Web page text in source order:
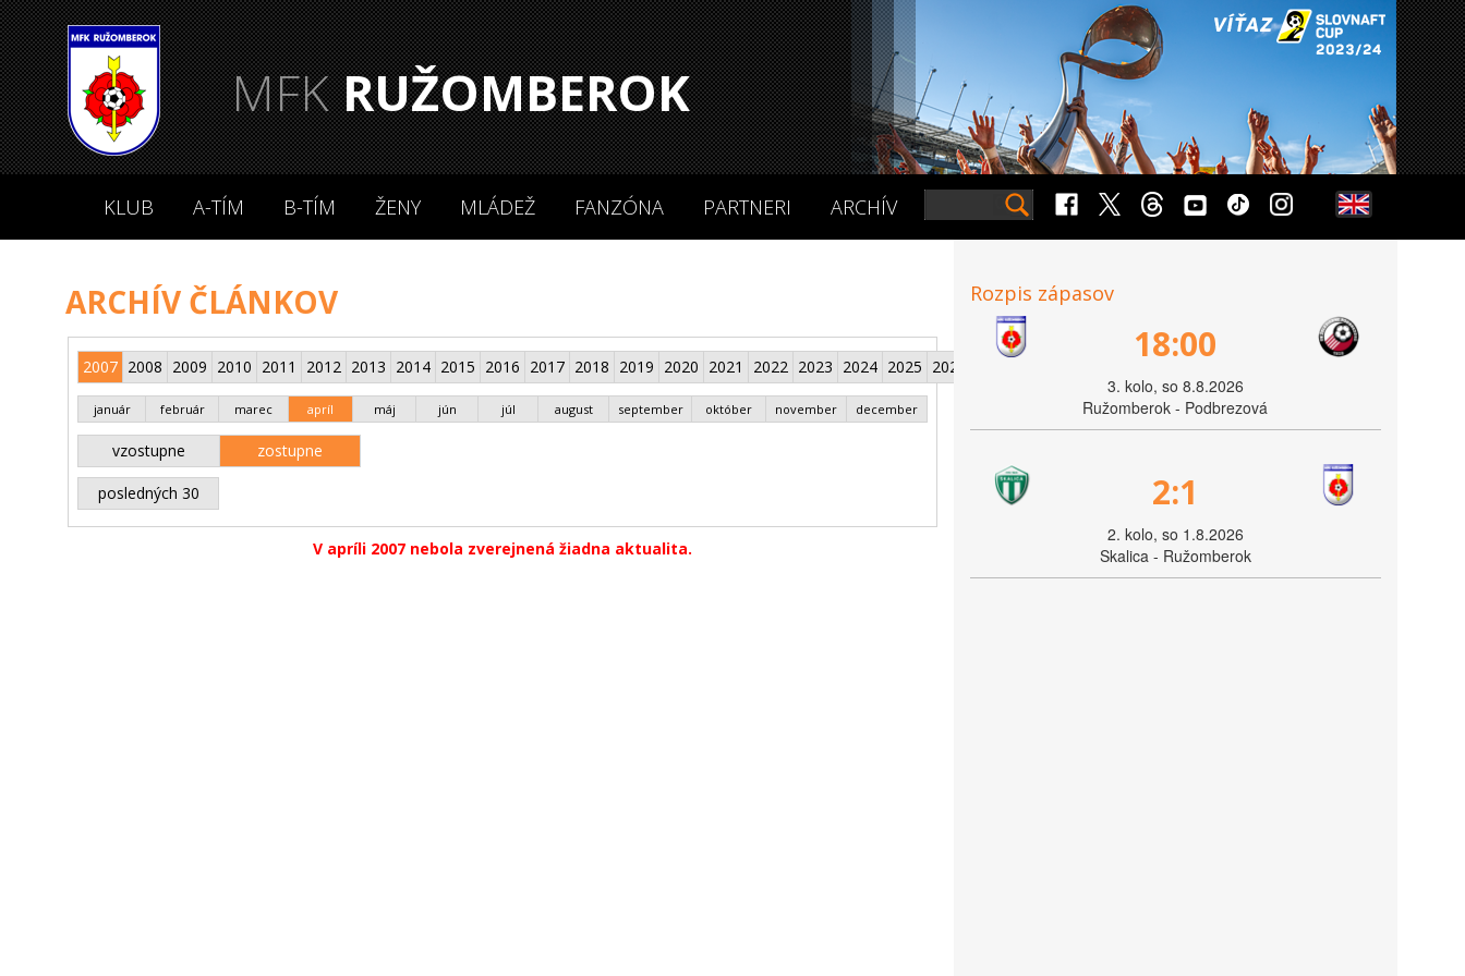
MFKRUŽOMBEROK
KLUB A-TÍM B-TÍM ŽENY MLÁDEŽ FANZÓNA PARTNERI ARCHÍV
ARCHÍV ČLÁNKOV
2007 2008 2009 2010 2011 2012 2013 2014 2015 2016 2017 2018 2019 2020 2021 2022 2023 2024 2025 2026
január február marec apríl máj jún júl august september október november december
vzostupne zostupne
posledných 30
V apríli 2007 nebola zverejnená žiadna aktualita.
Rozpis zápasov
18:00
3. kolo, so 8.8.2026
Ružomberok - Podbrezová
2:1
2. kolo, so 1.8.2026
Skalica - Ružomberok